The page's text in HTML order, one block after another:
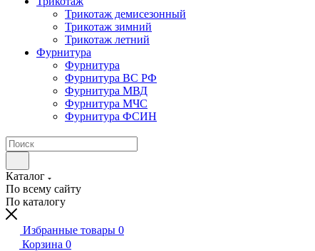
Трикотаж демисезонный
Трикотаж зимний
Трикотаж летний
Фурнитура
Фурнитура
Фурнитура ВС РФ
Фурнитура МВД
Фурнитура МЧС
Фурнитура ФСИН
Каталог
По всему сайту
По каталогу
Избранные товары 0
Корзина 0